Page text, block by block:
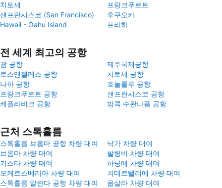
치토세
프랑크푸르트
샌프란시스코 (San Francisco)
후쿠오카
Hawaii - Oahu Island
프라하
전 세계 최고의 공항
괌 공항
제주국제공항
로스앤젤레스 공항
치토세 공항
나하 공항
호놀룰루 공항
프랑크푸르트 공항
샌프란시스코 공항
케플라비크 공항
방콕 수완나품 공항
근처 스톡홀름
스톡홀름 브롬마 공항 차량 대여
낙가 차량 대여
브롬마 차량 대여
발링비 차량 대여
키스타 차량 대여
하닝에 차량 대여
오케르스베리아 차량 대여
쇠데르텔리에 차량 대여
스톡홀름 알란다 공항 차량 대여
웁살라 차량 대여